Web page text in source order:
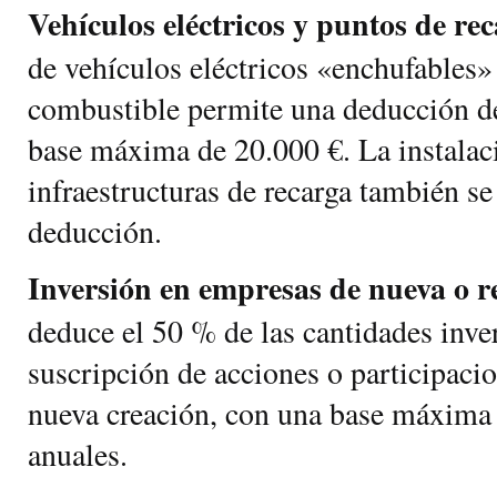
Vehículos eléctricos y puntos de
de vehículos eléctricos
combustible permite una deducción
base máxima de 20.000 €. La
infraestructuras de recarga también
deducción.
Inversión en empresas de nueva o
deduce el 50 % de las cantidades
suscripción de acciones o
nueva creación, con una base
anuales.